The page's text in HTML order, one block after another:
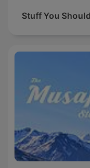
Stuff You